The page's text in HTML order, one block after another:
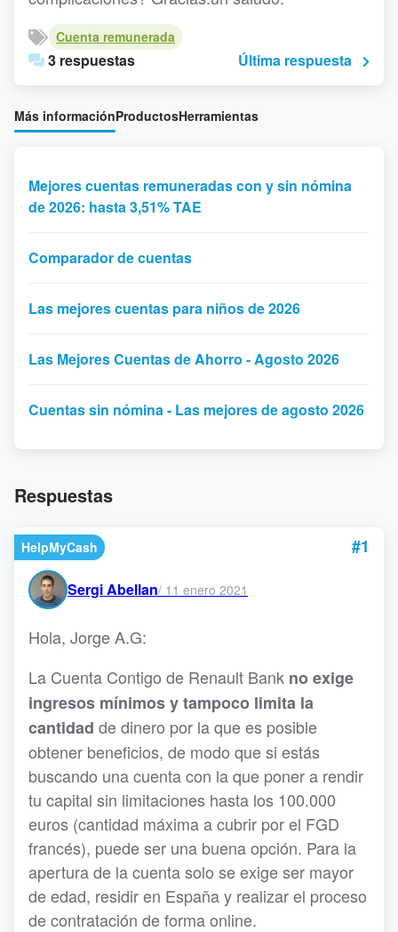
Cuenta remunerada
3 respuestas Última respuesta
Más informaciónProductosHerramientas
Mejores cuentas remuneradas con y sin nómina
de 2026: hasta 3,51% TAE
Comparador de cuentas
Las mejores cuentas para niños de 2026
Las Mejores Cuentas de Ahorro - Agosto 2026
Cuentas sin nómina - Las mejores de agosto 2026
Respuestas
HelpMyCash #1
Sergi Abellan/ 11 enero 2021
Hola, Jorge A.G:
La Cuenta Contigo de Renault Bank no exige
ingresos mínimos y tampoco limita la
cantidad de dinero por la que es posible
obtener beneficios, de modo que si estás
buscando una cuenta con la que poner a rendir
tu capital sin limitaciones hasta los 100.000
euros (cantidad máxima a cubrir por el FGD
francés), puede ser una buena opción. Para la
apertura de la cuenta solo se exige ser mayor
de edad, residir en España y realizar el proceso
de contratación de forma online.